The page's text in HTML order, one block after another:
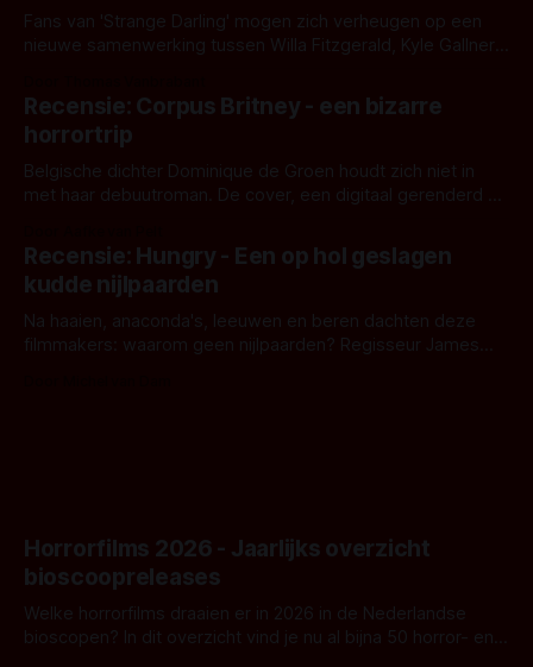
Fans van 'Strange Darling' mogen zich verheugen op een
nieuwe samenwerking tussen Willa Fitzgerald, Kyle Gallner
'Skeletons', een nieuwe creature feature waarvoor de
opnames zijn gestart in Australië.
Recensie: Corpus Britney - een bizarre
horrortrip
Belgische dichter Dominique de Groen houdt zich niet in
met haar debuutroman. De cover, een digitaal gerenderd en
achtergrond, belooft iets kleurrijks maar onheilspellends,
iets ongrijpbaars. En dat maakt De Groen met ieder woord
waar.
Recensie: Hungry - Een op hol geslagen
kudde nijlpaarden
Na haaien, anaconda's, leeuwen en beren dachten deze
filmmakers: waarom geen nijlpaarden? Regisseur James
Horrorfilms 2026 - Jaarlijks overzicht
bioscoopreleases
Welke horrorfilms draaien er in 2026 in de Nederlandse
bioscopen? In dit overzicht vind je nu al bijna 50 horror- en